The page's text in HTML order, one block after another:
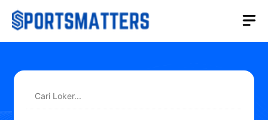
Langsung